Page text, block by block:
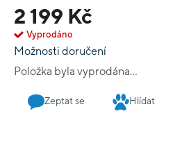
2 199 Kč
Vyprodáno
Možnosti doručení
Položka byla vyprodána…
pokoušeli vymanit z nadvlády impéria.
balíčku se zaměřují na zkoumání
reakcí na různé protivníky, včetně
Malajsku, militantních nacionalistů v
skrytějších teroristických organizací v
Hry upravují základní mechaniky
atraktivní způsob řešení konfliktů pro
zjednodušují několik mechanik pro
Zeptat se Hlídat